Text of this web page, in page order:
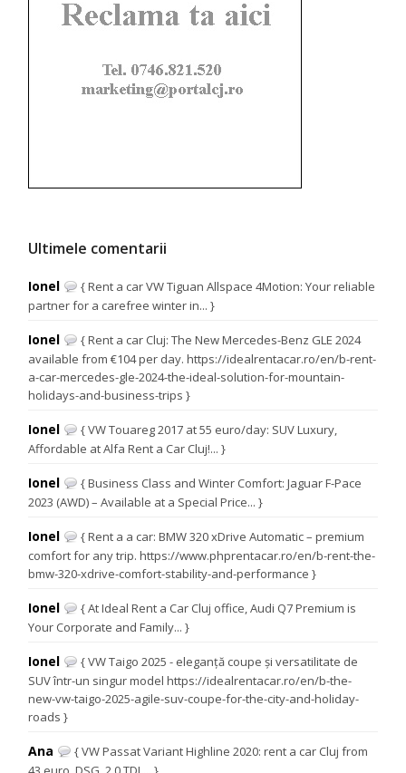
Ultimele comentarii
Ionel
{ Rent a car VW Tiguan Allspace 4Motion: Your reliable
partner for a carefree winter in... }
Ionel
{ Rent a car Cluj: The New Mercedes-Benz GLE 2024
available from €104 per day. https://idealrentacar.ro/en/b-rent-
a-car-mercedes-gle-2024-the-ideal-solution-for-mountain-
holidays-and-business-trips }
Ionel
{ VW Touareg 2017 at 55 euro/day: SUV Luxury,
Affordable at Alfa Rent a Car Cluj!... }
Ionel
{ Business Class and Winter Comfort: Jaguar F-Pace
2023 (AWD) – Available at a Special Price... }
Ionel
{ Rent a a car: BMW 320 xDrive Automatic – premium
comfort for any trip. https://www.phprentacar.ro/en/b-rent-the-
bmw-320-xdrive-comfort-stability-and-performance }
Ionel
{ At Ideal Rent a Car Cluj office, Audi Q7 Premium is
Your Corporate and Family... }
Ionel
{ VW Taigo 2025 - eleganță coupe și versatilitate de
SUV într-un singur model https://idealrentacar.ro/en/b-the-
new-vw-taigo-2025-agile-suv-coupe-for-the-city-and-holiday-
roads }
Ana
{ VW Passat Variant Highline 2020: rent a car Cluj from